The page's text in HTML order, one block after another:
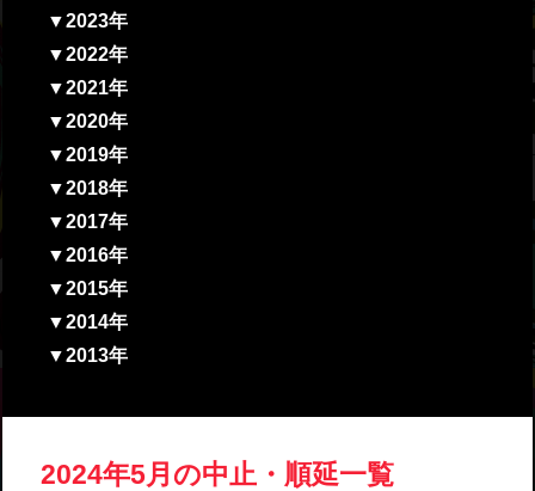
▼2023年
▼2022年
▼2021年
▼2020年
▼2019年
▼2018年
▼2017年
▼2016年
▼2015年
▼2014年
▼2013年
2024年5月の中止・順延一覧